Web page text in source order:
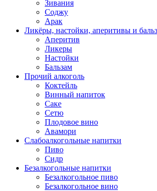
Зивания
Соджу
Арак
Ликёры, настойки, аперитивы и
Аперитив
Ликеры
Настойки
Бальзам
Прочий алкоголь
Коктейль
Винный напиток
Саке
Сетю
Плодовое вино
Авамори
Слабоалкогольные напитки
Пиво
Сидр
Безалкогольные напитки
Безалкогольное пиво
Безалкогольное вино